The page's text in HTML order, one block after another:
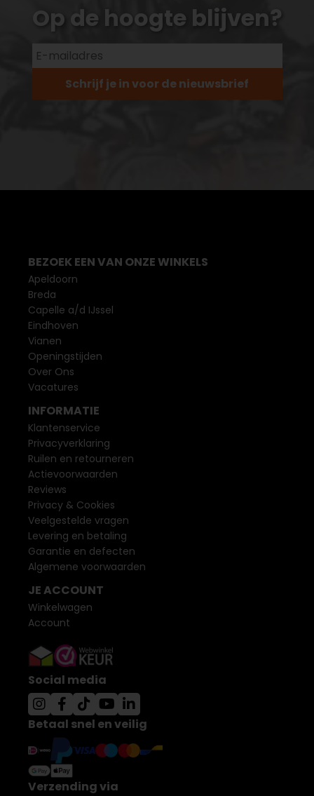
Op de hoogte blijven?
Schrijf je in voor de nieuwsbrief
BEZOEK EEN VAN ONZE WINKELS
Apeldoorn
Breda
Capelle a/d IJssel
Eindhoven
Vianen
Openingstijden
Over Ons
Vacatures
INFORMATIE
Klantenservice
Privacyverklaring
Ruilen en retourneren
Actievoorwaarden
Reviews
Privacy & Cookies
Veelgestelde vragen
Levering en betaling
Garantie en defecten
Algemene voorwaarden
JE ACCOUNT
Winkelwagen
Account
Social media
Betaal snel en veilig
Verzending via